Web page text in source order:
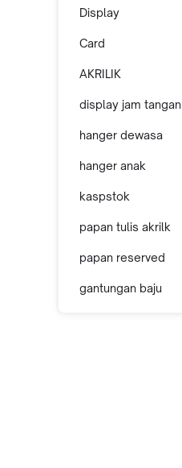
Display
Card
AKRILIK
display jam tangan
hanger dewasa
hanger anak
kaspstok
papan tulis akrilk
papan reserved
gantungan baju